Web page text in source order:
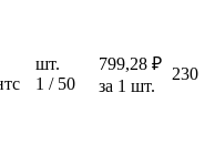
шт.
1 / 50
799,28 ₽
за 1 шт.
230